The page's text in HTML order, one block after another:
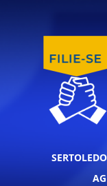
SERTOLEDO